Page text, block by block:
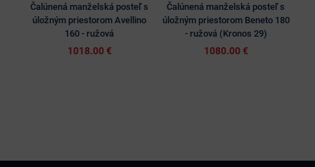
Čalúnená manželská posteľ s
úložným priestorom Avellino
160 - ružová
1018.00 €
Čalúnená manželská posteľ s
úložným priestorom Beneto 180
- ružová (Kronos 29)
1080.00 €